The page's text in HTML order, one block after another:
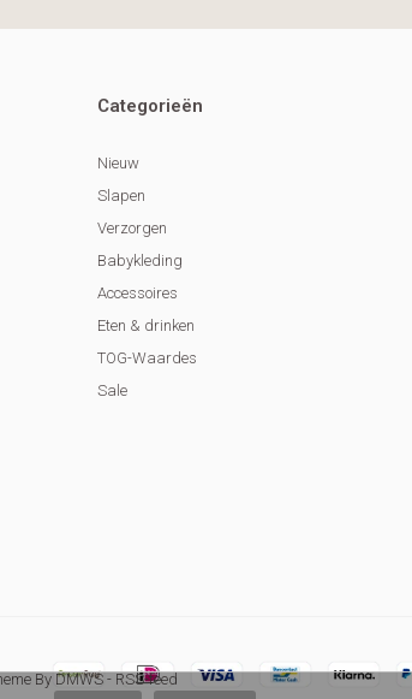
Categorieën
Nieuw
Slapen
Verzorgen
Babykleding
Accessoires
Eten & drinken
TOG-Waardes
Sale
By DMWS - RSS-feed